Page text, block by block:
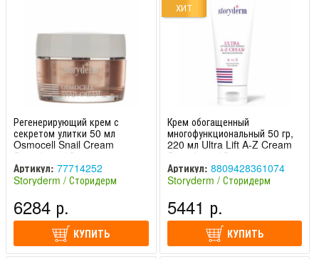
Регенерирующий крем с
секретом улитки 50 мл
Osmocell Snail Cream
Storyderm / Сторидерм
Артикул: 77714252
Storyderm / Сторидерм
6284 р.
КУПИТЬ
ХИТ
Крем обогащенный
многофункциональный 50 гр,
220 мл Ultra Lift A-Z Cream
Storyderm / Сторидерм
Артикул: 8809428361074
Storyderm / Сторидерм
5441 р.
КУПИТЬ